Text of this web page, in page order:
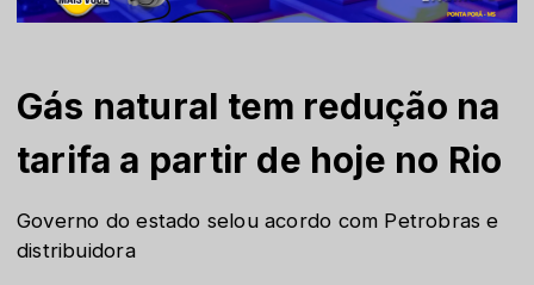
Gás natural tem redução na
tarifa a partir de hoje no Rio
Governo do estado selou acordo com Petrobras e
distribuidora